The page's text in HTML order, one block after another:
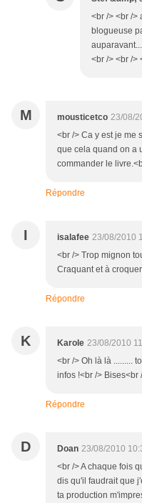
<br /> <br />
blogueuse
<br /> <br />
M mousticetco 23/08/
<br /> Ca y est je me
que cela quand on a
commander le
Répondre
I isalafee 23/08/2010
<br /> Trop mignon
Craquant et à
Répondre
K Karole 23/08/2010
<br /> Oh là là .........
infos !<br /> Bises<br
Répondre
D Doan 23/08/2010
<br /> A chaque fois
dis qu'il faudrait que
ta production